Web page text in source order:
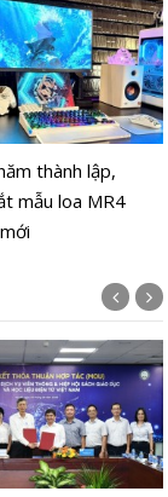
thành lập,
mẫu loa MR4